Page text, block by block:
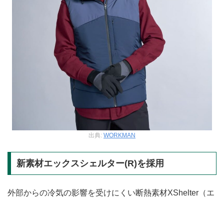
出典: WORKMAN
新素材エックスシェルター(R)を採用
外部からの冷気の影響を受けにくい断熱素材XShelter（エ